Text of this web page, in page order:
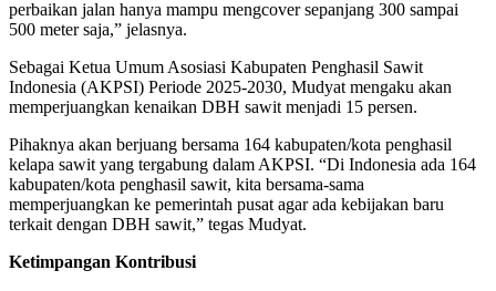
perbaikan jalan hanya mampu mengcover sepanjang 300 sampai
500 meter saja,” jelasnya.
Sebagai Ketua Umum Asosiasi Kabupaten Penghasil Sawit
Indonesia (AKPSI) Periode 2025-2030, Mudyat mengaku akan
memperjuangkan kenaikan DBH sawit menjadi 15 persen.
Pihaknya akan berjuang bersama 164 kabupaten/kota penghasil
kelapa sawit yang tergabung dalam AKPSI. “Di Indonesia ada 164
kabupaten/kota penghasil sawit, kita bersama-sama
memperjuangkan ke pemerintah pusat agar ada kebijakan baru
terkait dengan DBH sawit,” tegas Mudyat.
Ketimpangan Kontribusi